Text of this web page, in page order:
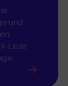
und
Liste